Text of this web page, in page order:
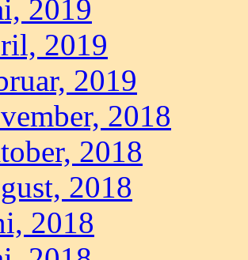
2019
2019
2019
2018
2018
2018
2018